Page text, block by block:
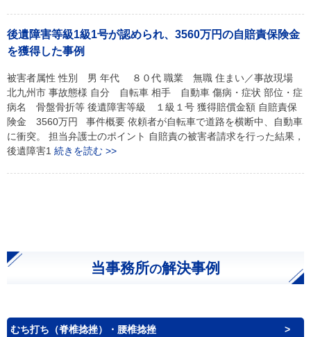
後遺障害等級1級1号が認められ、3560万円の自賠責保険金
を獲得した事例
被害者属性 性別 男 年代 ８０代 職業 無職 住まい／事故現場
北九州市 事故態様 自分 自転車 相手 自動車 傷病・症状 部位・症
病名 骨盤骨折等 後遺障害等級 １級１号 獲得賠償金額 自賠責保
険金 3560万円 事件概要 依頼者が自転車で道路を横断中、自動車
に衝突。 担当弁護士のポイント 自賠責の被害者請求を行った結果，
後遺障害1 続きを読む >>
当事務所の解決事例
むち打ち（脊椎捻挫）・腰椎捻挫